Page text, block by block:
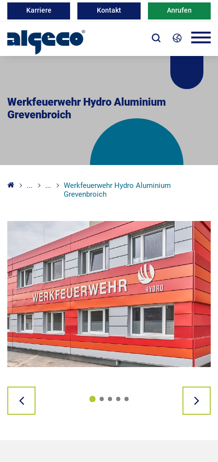
Karriere Kontakt Anrufen
Werkfeuerwehr Hydro Aluminium
Grevenbroich
... ...
Werkfeuerwehr Hydro Aluminium
Grevenbroich